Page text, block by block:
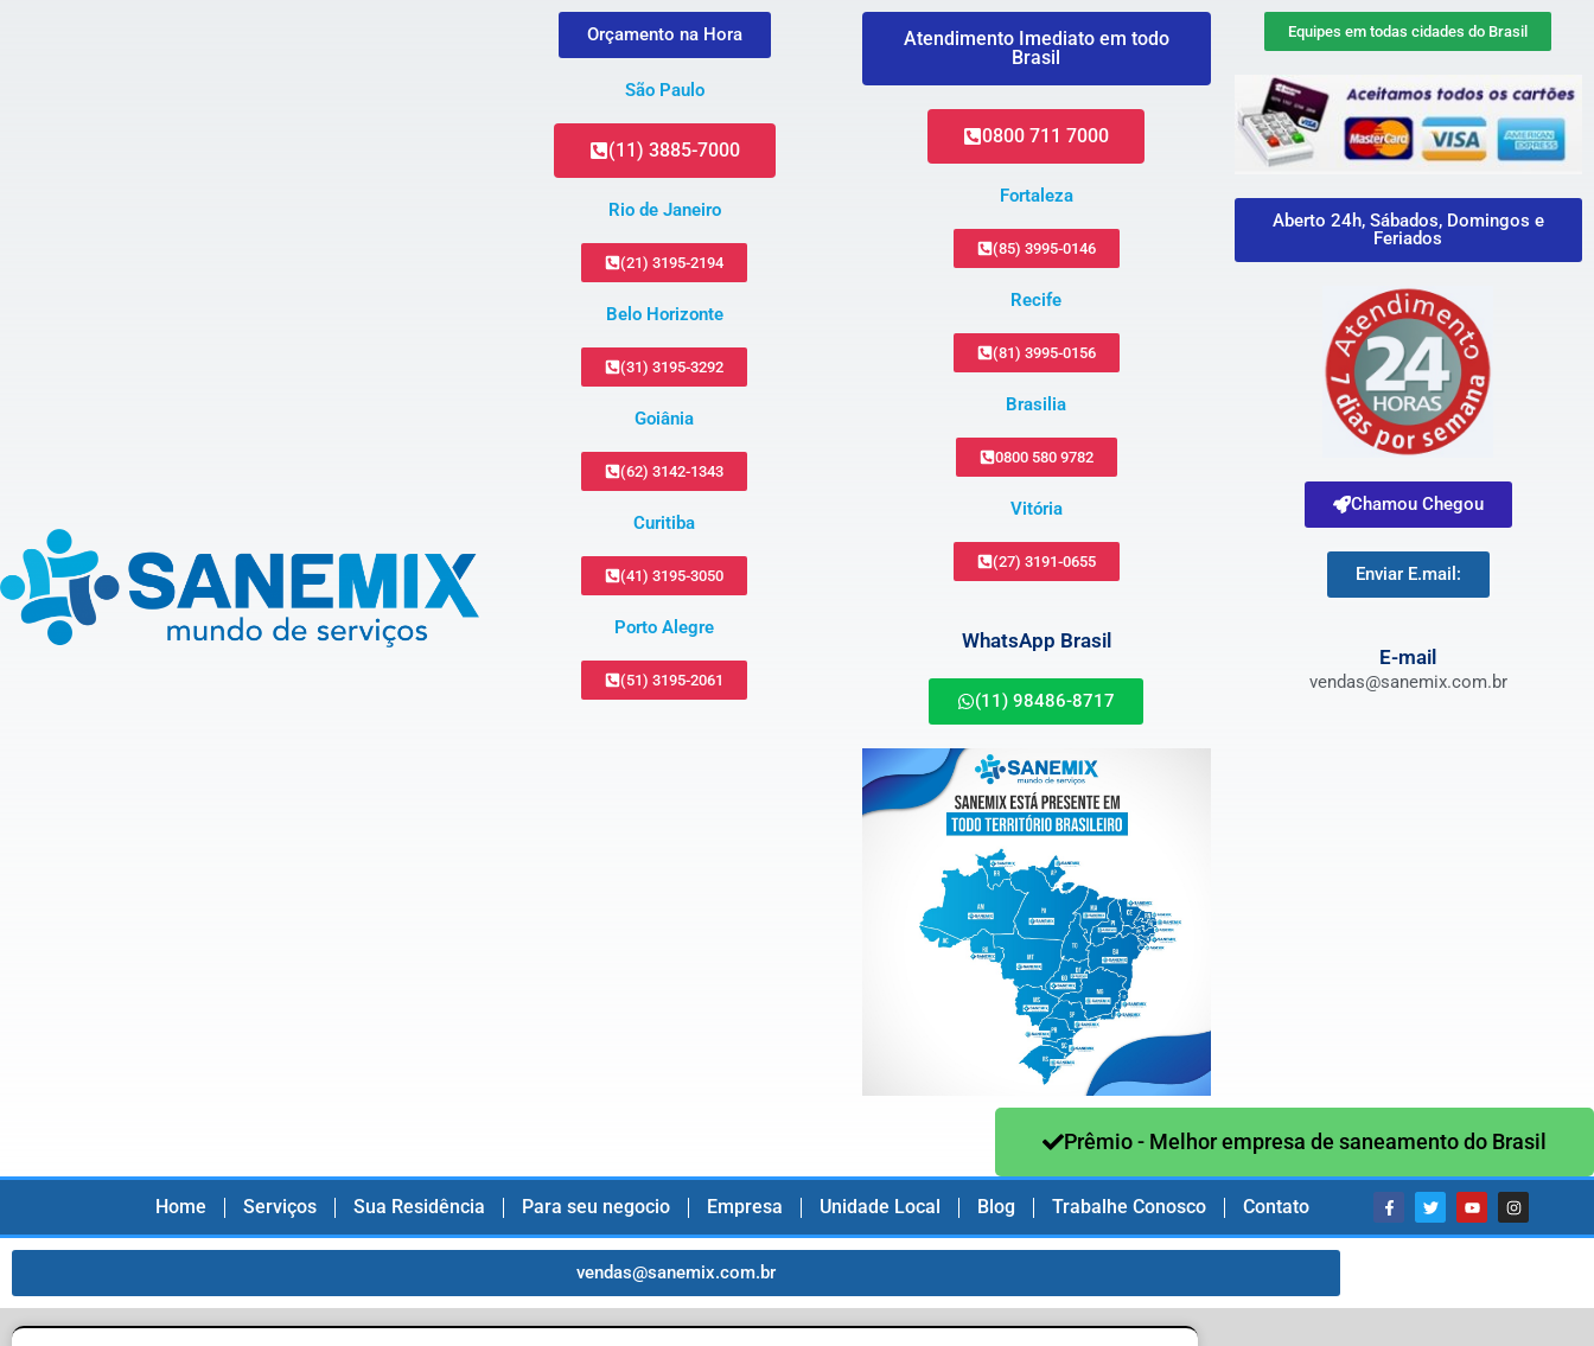
Orçamento na Hora
São Paulo
(11) 3885-7000
Rio de Janeiro
(21) 3195-2194
Belo Horizonte
(31) 3195-3292
Goiânia
(62) 3142-1343
Curitiba
(41) 3195-3050
Porto Alegre
(51) 3195-2061
Atendimento Imediato em todo
Brasil
0800 711 7000
Fortaleza
(85) 3995-0146
Recife
(81) 3995-0156
Brasilia
0800 580 9782
Vitória
(27) 3191-0655
WhatsApp Brasil
(11) 98486-8717
Equipes em todas cidades do Brasil
Aberto 24h, Sábados, Domingos e
Feriados
Chamou Chegou
Enviar E.mail:
E-mail
vendas@sanemix.com.br
Prêmio - Melhor empresa de saneamento do Brasil
Home Serviços Sua Residência Para seu negocio Empresa Unidade Local Blog Trabalhe Conosco Contato
vendas@sanemix.com.br